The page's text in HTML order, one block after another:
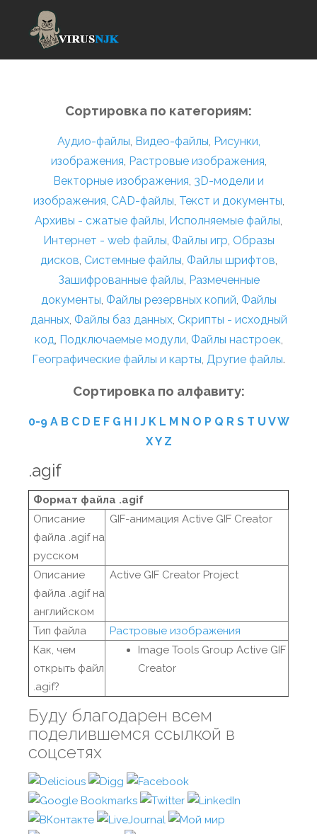
Сортировка по категориям:
Аудио-файлы, Видео-файлы, Рисунки,
изображения, Растровые изображения,
Векторные изображения, 3D-модели и
изображения, CAD-файлы, Текст и документы,
Архивы - сжатые файлы, Исполняемые файлы,
Интернет - web файлы, Файлы игр, Образы
дисков, Системные файлы, Файлы шрифтов,
Зашифрованные файлы, Размеченные
документы, Файлы резервных копий, Файлы
данных, Файлы баз данных, Скрипты - исходный
код, Подключаемые модули, Файлы настроек,
Географические файлы и карты, Другие файлы.
Сортировка по алфавиту:
0-9 A B C D E F G H I J K L M N O P Q R S T U VW
XY Z
.agif
Формат файла .agif
Описание
файла .agif на
русском
GIF-анимация Active GIF Creator
Описание
файла .agif на
английском
Active GIF Creator Project
Тип файла
Растровые изображения
Как, чем
открыть файл
.agif?
Image Tools Group Active GIF
Creator
Буду благодарен всем
поделившемся ссылкой в
соцсетях